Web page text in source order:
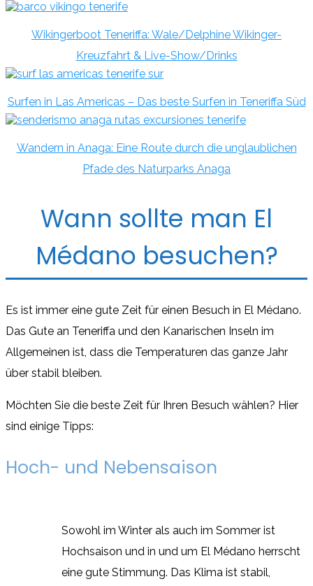
Wikingerboot Teneriffa: Wale/Delphine Wikinger-
Kreuzfahrt & Live-Show/Drinks
Surfen in Las Americas – Das beste Surfen in Teneriffa Süd
Wandern in Anaga: Eine Route durch die unglaublichen
Pfade des Naturparks Anaga
Wann sollte man El
Médano besuchen?
Es ist immer eine gute Zeit für einen Besuch in El Médano.
Das Gute an Teneriffa und den Kanarischen Inseln im
Allgemeinen ist, dass die Temperaturen das ganze Jahr
über stabil bleiben.
Möchten Sie die beste Zeit für Ihren Besuch wählen? Hier
sind einige Tipps:
Hoch- und Nebensaison
Sowohl im Winter als auch im Sommer ist
Hochsaison und in und um El Médano herrscht
eine gute Stimmung. Das Klima ist stabil,